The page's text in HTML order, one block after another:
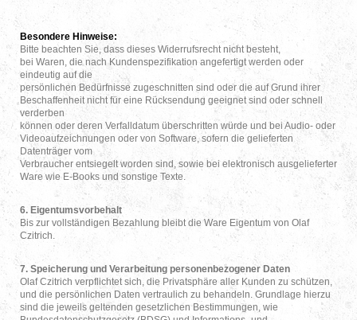
Besondere Hinweise:
Bitte beachten Sie, dass dieses Widerrufsrecht nicht besteht,
bei Waren, die nach Kundenspezifikation angefertigt werden oder
eindeutig auf die
persönlichen Bedürfnisse zugeschnitten sind oder die auf Grund ihrer
Beschaffenheit nicht für eine Rücksendung geeignet sind oder schnell
verderben
können oder deren Verfalldatum überschritten würde und bei Audio- oder
Videoaufzeichnungen oder von Software, sofern die gelieferten
Datenträger vom
Verbraucher entsiegelt worden sind, sowie bei elektronisch ausgelieferter
Ware wie E-Books und sonstige Texte.
6. Eigentumsvorbehalt
Bis zur vollständigen Bezahlung bleibt die Ware Eigentum von Olaf
Czitrich.
7. Speicherung und Verarbeitung personenbezogener Daten
Olaf Czitrich verpflichtet sich, die Privatsphäre aller Kunden zu schützen,
und die persönlichen Daten vertraulich zu behandeln. Grundlage hierzu
sind die jeweils geltenden gesetzlichen Bestimmungen, wie